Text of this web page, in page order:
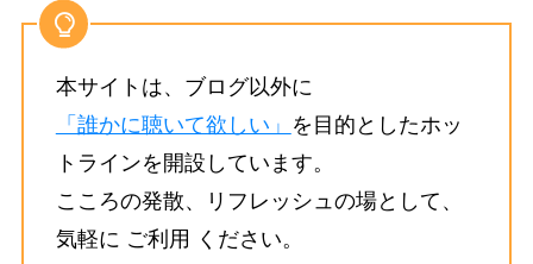
本サイトは、ブログ以外に
「誰かに聴いて欲しい」 を目的としたホッ
トラインを開設しています。
こころの発散、リフレッシュの場として、
気軽に ご利用 ください。